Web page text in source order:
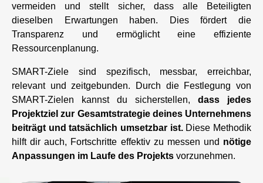
vermeiden und stellt sicher, dass alle Beteiligten
dieselben Erwartungen haben. Dies fördert die
Transparenz und ermöglicht eine effiziente
Ressourcenplanung.
SMART-Ziele sind spezifisch, messbar, erreichbar,
relevant und zeitgebunden. Durch die Festlegung von
SMART-Zielen kannst du sicherstellen, dass jedes
Projektziel zur Gesamtstrategie deines Unternehmens
beiträgt und tatsächlich umsetzbar ist.Diese Methodik
hilft dir auch, Fortschritte effektiv zu messen und nötige
Anpassungen im Laufe des Projekts vorzunehmen.